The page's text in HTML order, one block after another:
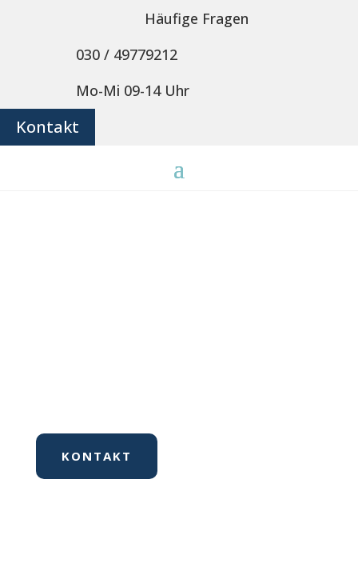
Häufige Fragen
030 / 49779212
Mo-Mi 09-14 Uhr
Kontakt
KONTAKT